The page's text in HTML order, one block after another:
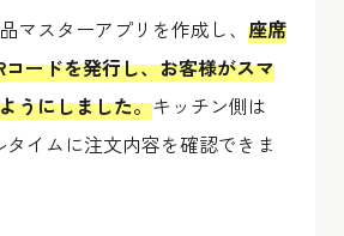
マスターアプリを作成し、 座席
ードを発行し、お客様がスマ
うにしました。キッチン側は
タイムに注文内容を確認できま